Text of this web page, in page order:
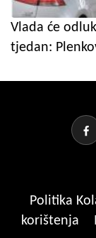
Vlada će
tjedan:
Politika
korištenja